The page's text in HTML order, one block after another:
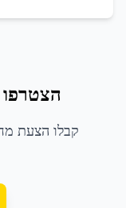
הצטרפו
קבלו הצעת